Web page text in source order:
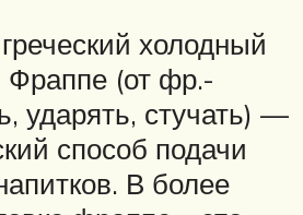
холодный
(от фр.-
ударять, стучать) —
способ подачи
В более